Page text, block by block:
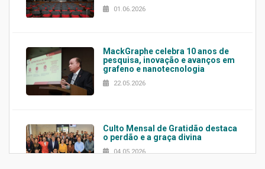
01.06.2026
MackGraphe celebra 10 anos de
pesquisa, inovação e avanços em
grafeno e nanotecnologia
22.05.2026
Culto Mensal de Gratidão destaca
o perdão e a graça divina
04.05.2026